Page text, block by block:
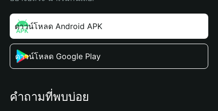
ดาวน์โหลด Android APK
ดาวน์โหลด Google Play
คำถามที่พบบ่อย